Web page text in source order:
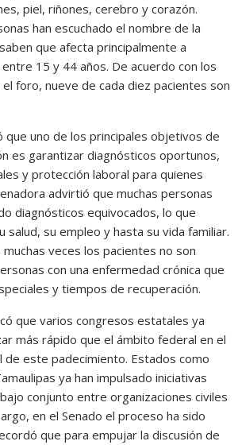
piel, riñones, cerebro y corazón.
han escuchado el nombre de la
que afecta principalmente a
15 y 44 años. De acuerdo con los
foro, nueve de cada diez pacientes son
que uno de los principales objetivos de
es garantizar diagnósticos oportunos,
y protección laboral para quienes
advirtió que muchas personas
diagnósticos equivocados, lo que
salud, su empleo y hasta su vida familiar.
muchas veces los pacientes no son
con una enfermedad crónica que
y tiempos de recuperación.
que varios congresos estatales ya
más rápido que el ámbito federal en el
de este padecimiento. Estados como
ya han impulsado iniciativas
conjunto entre organizaciones civiles
en el Senado el proceso ha sido
que para empujar la discusión de